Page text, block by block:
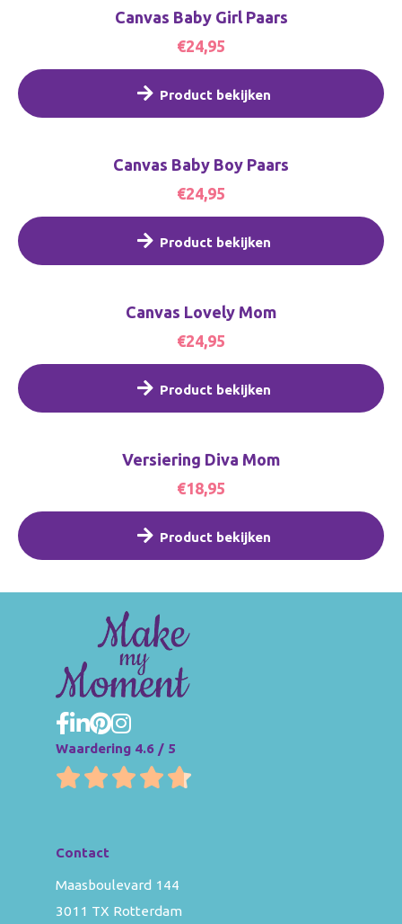
Canvas Baby Girl Paars
€24,95
Product bekijken
Canvas Baby Boy Paars
€24,95
Product bekijken
Canvas Lovely Mom
€24,95
Product bekijken
Versiering Diva Mom
€18,95
Product bekijken
Waardering 4.6 / 5
Contact
Maasboulevard 144
3011 TX Rotterdam